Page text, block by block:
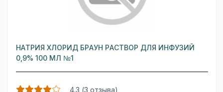
НАТРИЯ ХЛОРИД БРАУН РАСТВОР ДЛЯ ИНФУЗИЙ
0,9% 100 МЛ №1
4.3 (3 отзыва)